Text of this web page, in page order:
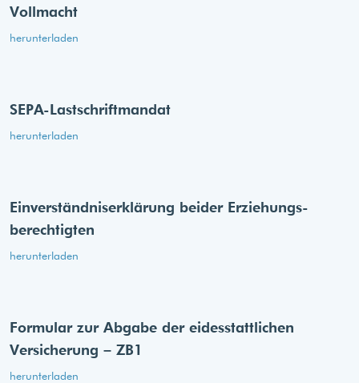
Vollmacht
herunterladen
SEPA-Lastschriftmandat
herunterladen
Einverständnis­erklärung beider Erziehungs­
berechtigten
herunterladen
Formular zur Abgabe der eides­stattlichen
Versicherung – ZB1
herunterladen